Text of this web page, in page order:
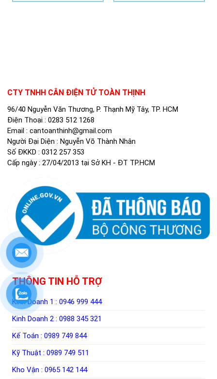
CTY TNHH CÂN ĐIỆN TỬ TOÀN THỊNH
96/40 Nguyễn Văn Thương, P. Thạnh Mỹ Tây, TP. HCM
Điện Thoại : 0283 512 1268
Email : cantoanthinh@gmail.com
Người Đại Diện : Nguyễn Võ Thành Nhân
Số ĐKKD : 0312 257 353
Cấp ngày : 27/04/2013 tại Sở KH - ĐT TP.HCM
THÔNG TIN HỖ TRỢ
Kinh Doanh 1 : 0946 999 444
Kinh Doanh 2 : 0988 345 321
Kế Toán : 0989 749 844
Kỹ Thuật : 0989 749 511
Kho Vận : 0965 142 144